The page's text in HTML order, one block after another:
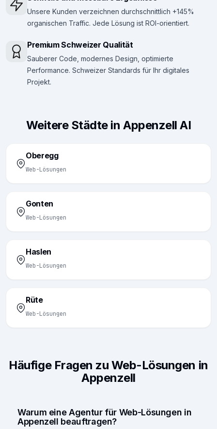
Unsere Kunden verzeichnen durchschnittlich +145%
organischen Traffic. Jede Lösung ist ROI-orientiert.
Premium Schweizer Qualität
Sauberer Code, modernes Design, optimierte
Performance. Schweizer Standards für Ihr digitales
Projekt.
Weitere Städte in Appenzell AI
Oberegg
Web-Lösungen
Gonten
Web-Lösungen
Haslen
Web-Lösungen
Rüte
Web-Lösungen
Häufige Fragen zu Web-Lösungen in
Appenzell
Warum eine Agentur für Web-Lösungen in
Appenzell beauftragen?